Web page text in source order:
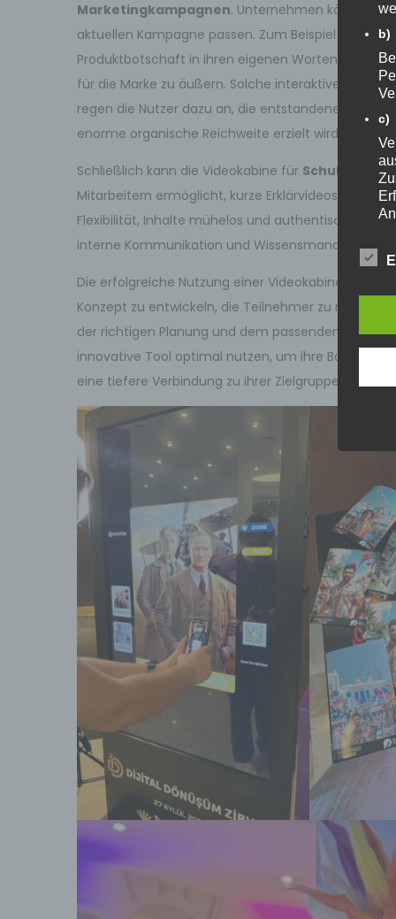
Marketingkampagnen. Unternehmen können
aktuellen Kampagne passen. Zum Beispiel
Produktbotschaft in ihren eigenen Worten zu
für die Marke zu äußern. Solche interaktiven
regen die Nutzer dazu an, die entstandenen
enorme organische Reichweite erzielt wird.
Schließlich kann die Videokabine für Schulungs-
Mitarbeitern ermöglicht, kurze Erklärvideos zu
Flexibilität, Inhalte mühelos und authentisch zu
interne Kommunikation und Wissensmanagement.
Die erfolgreiche Nutzung einer Videokabine
Konzept zu entwickeln, die Teilnehmer zu
der richtigen Planung und dem passenden
innovative Tool optimal nutzen, um ihre
eine tiefere Verbindung zu ihrer Zielgruppe
b)
c)
f)
g)